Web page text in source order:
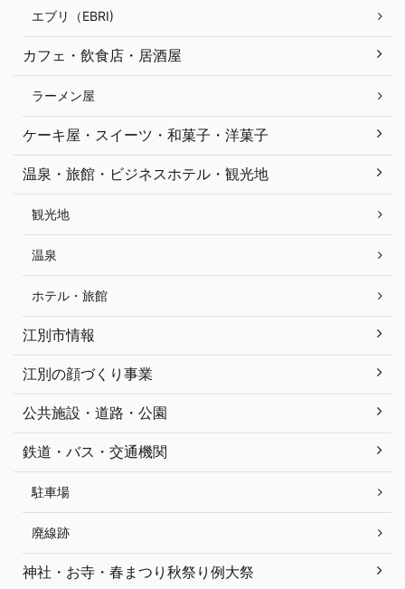
エブリ（EBRI)
カフェ・飲食店・居酒屋
ラーメン屋
ケーキ屋・スイーツ・和菓子・洋菓子
温泉・旅館・ビジネスホテル・観光地
観光地
温泉
ホテル・旅館
江別市情報
江別の顔づくり事業
公共施設・道路・公園
鉄道・バス・交通機関
駐車場
廃線跡
神社・お寺・春まつり秋祭り例大祭